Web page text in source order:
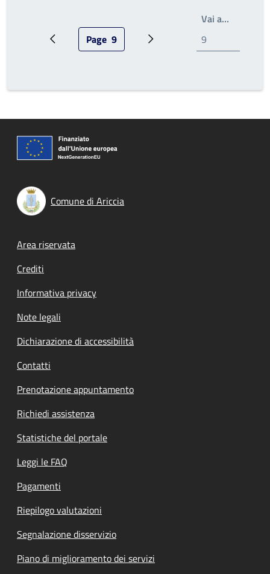
Pagina precedentePagina attuale
Page 9 Prossima pagina
Vai a…Write the
Comune di Ariccia
Footer menu
Area riservata
Crediti
Informativa privacy
Note legali
Dichiarazione di accessibilità
Contatti
Prenotazione appuntamento
Richiedi assistenza
Statistiche del portale
Leggi le FAQ
Pagamenti
Riepilogo valutazioni
Segnalazione disservizio
Piano di miglioramento dei servizi